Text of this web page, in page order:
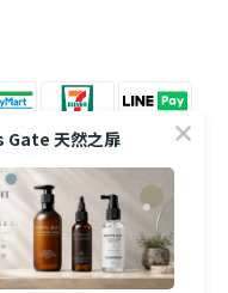
文
天然之扉